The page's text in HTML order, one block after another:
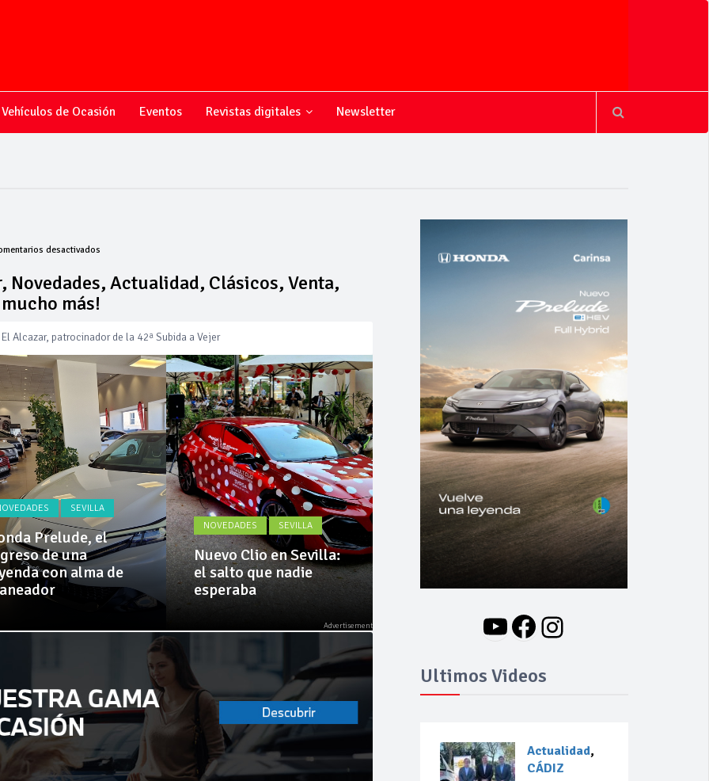
Vehículos de Ocasión Eventos Revistas digitales Newsletter
desactivadosen
sobre
el
motor,
Novedades,
Actualidad,
Clásicos,
Venta,
Pruebas,
Entrevistas,
Vídeos
y
mucho
más!
Novedades, Actualidad, Clásicos, Venta,
más!
Alcazar, patrocinador de la 42ª Subida a Vejer
mejoras en la A381 por Los Barrios
su flota de vehículos de manos de Cadimar
SEVILLA
Prelude, el
de una
con alma de
NOVEDADES SEVILLA
Nuevo Clio en Sevilla:
el salto que nadie
esperaba
NOVEDADES
Nuevo BMW i3: Y
finalmente el Serie 3
se hizo eléctrico
YouTube
Facebook
Instagram
Ultimos Videos
Actualidad,
CÁDIZ